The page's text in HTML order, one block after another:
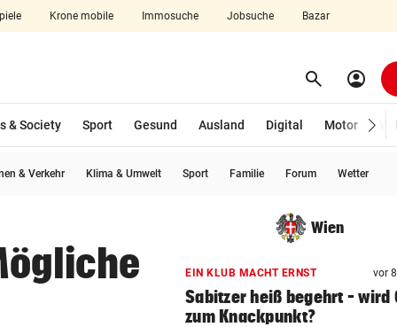
Krone mobile Immosuche Jobsuche Bazar
aufklappen search Suchen
account_circle
& Society Sport Gesund Ausland Digital Motor
& Verkehr Klima & Umwelt Sport Familie Forum Wetter
Wien
EIN KLUB MACHT ERNST vor
Sabitzer heiß begehrt – wird
zum Knackpunkt?